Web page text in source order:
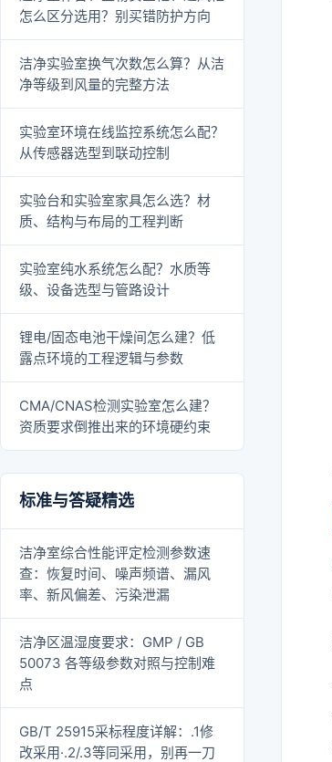
怎么区分选用？别买错防护方向
洁净实验室换气次数怎么算？从洁
净等级到风量的完整方法
实验室环境在线监控系统怎么配？
从传感器选型到联动控制
实验台和实验室家具怎么选？材
质、结构与布局的工程判断
实验室纯水系统怎么配？水质等
级、设备选型与管路设计
锂电/固态电池干燥间怎么建？低
露点环境的工程逻辑与参数
CMA/CNAS检测实验室怎么建？
资质要求倒推出来的环境硬约束
标准与答疑精选
洁净室综合性能评定检测参数速
查：恢复时间、噪声频谱、漏风
率、新风偏差、污染泄漏
洁净区温湿度要求：GMP / GB
50073 各等级参数对照与控制难
点
GB/T 25915采标程度详解：.1修
改采用·.2/.3等同采用，别再一刀